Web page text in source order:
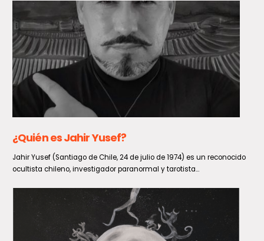
De forma exitosa concluye visita de
evaluadoras de la UNESCO a Geoparque
Aspirante Pillanmapu
Con la fe intacta quedó el Gobernador del Maule, Pedro Pablo Álvarez-
Salamanca tras la venida de dos evaluadoras de...